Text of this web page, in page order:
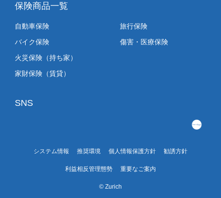
保険商品一覧
自動車保険
バイク保険
火災保険（持ち家）
家財保険（賃貸）
旅行保険
傷害・医療保険
SNS
システム情報 推奨環境 個人情報保護方針 勧誘方針
利益相反管理態勢 重要なご案内
© Zurich